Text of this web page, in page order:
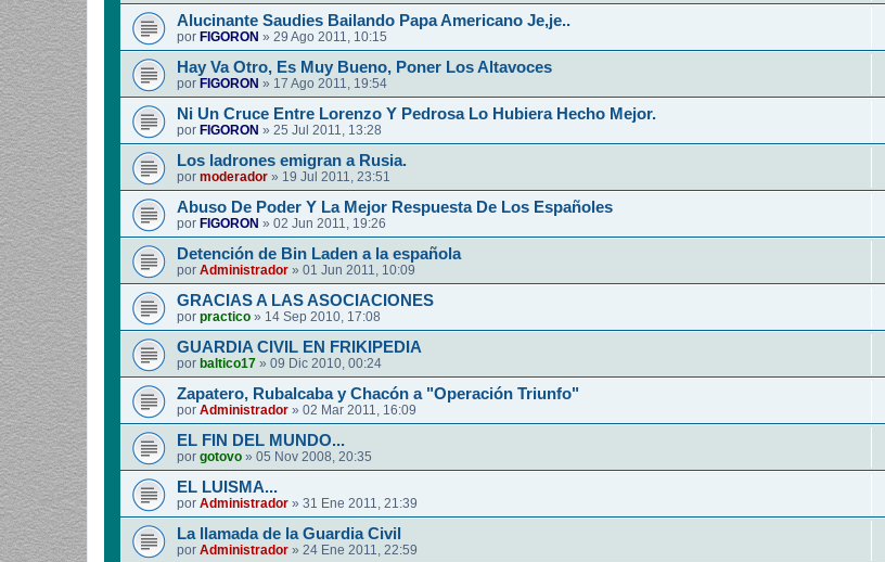
Alucinante Saudies Bailando Papa Americano Je,je..
por FIGORON » 29 Ago 2011, 10:15
Hay Va Otro, Es Muy Bueno, Poner Los Altavoces
por FIGORON » 17 Ago 2011, 19:54
Ni Un Cruce Entre Lorenzo Y Pedrosa Lo Hubiera Hecho Mejor.
por FIGORON » 25 Jul 2011, 13:28
Los ladrones emigran a Rusia.
por moderador » 19 Jul 2011, 23:51
Abuso De Poder Y La Mejor Respuesta De Los Españoles
por FIGORON » 02 Jun 2011, 19:26
Detención de Bin Laden a la española
por Administrador » 01 Jun 2011, 10:09
GRACIAS A LAS ASOCIACIONES
por practico » 14 Sep 2010, 17:08
GUARDIA CIVIL EN FRIKIPEDIA
por baltico17 » 09 Dic 2010, 00:24
Zapatero, Rubalcaba y Chacón a "Operación Triunfo"
por Administrador » 02 Mar 2011, 16:09
EL FIN DEL MUNDO...
por gotovo » 05 Nov 2008, 20:35
EL LUISMA...
por Administrador » 31 Ene 2011, 21:39
La llamada de la Guardia Civil
por Administrador » 24 Ene 2011, 22:59